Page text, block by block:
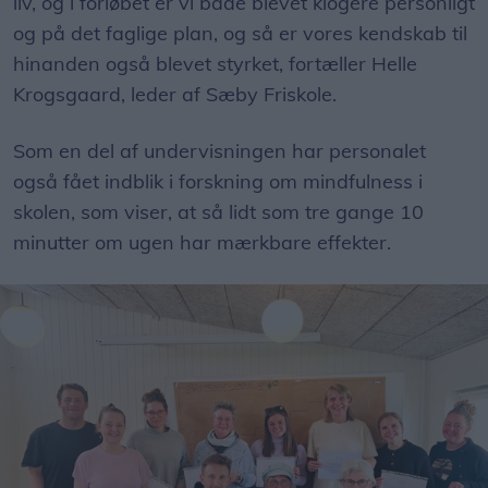
og på det faglige plan, og så er vores kendskab til
hinanden også blevet styrket, fortæller Helle
Krogsgaard, leder af Sæby Friskole.
Som en del af undervisningen har personalet
også fået indblik i forskning om mindfulness i
skolen, som viser, at så lidt som tre gange 10
minutter om ugen har mærkbare effekter.